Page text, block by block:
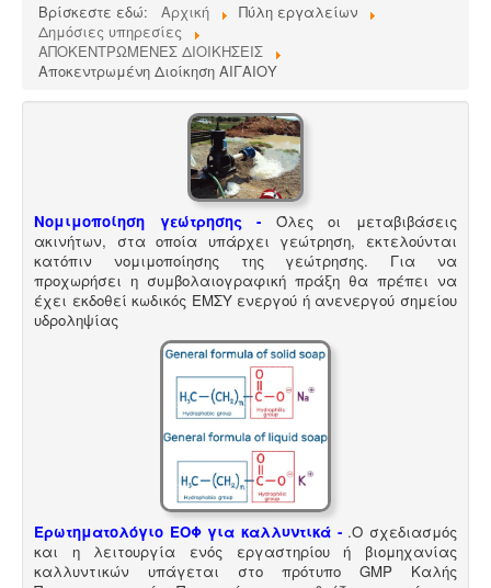
Ενεργειακά πιστοποιητικά -
μισθώσεις, ανακαινίσεις και μονώσεις κατοικιών -
επαγγελματικών χώρων προαπαιτούν την ύπαρξη
ενεργειακού πιστοποιητικού
Βρίσκεστε εδώ: Αρχική
Πύλη εργαλείων
Δημόσιες υπηρεσίες
ΑΠΟΚΕΝΤΡΩΜΕΝΕΣ ΔΙΟΙΚΗΣΕΙΣ
Αποκεντρωμένη Διοίκηση ΑΙΓΑΙΟΥ
Νομιμοποίηση γεώτρησης -
Όλες οι μεταβιβάσεις
ακινήτων, στα οποία υπάρχει γεώτρηση, εκτελούνται
κατόπιν νομιμοποίησης της γεώτρησης. Για να
προχωρήσει η συμβολαιογραφική πράξη θα πρέπει να
έχει εκδοθεί κωδικός ΕΜΣΥ ενεργού ή ανενεργού σημείου
υδροληψίας
Ερωτηματολόγιο ΕΟΦ για καλλυντικά - .Ο σχεδιασμός
και η λειτουργία ενός εργαστηρίου ή βιομηχανίας
καλλυντικών υπάγεται στο πρότυπο GMP Καλής